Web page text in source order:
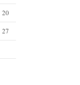
20
27